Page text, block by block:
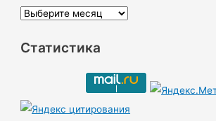
А
х
ы
Статистика